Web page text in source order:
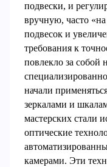
подвески, и
вручную, часто
подвесок и
требования к
повлекло за собой
начали
зеркалами и
мастерских стали
оптические
камерами. Эти